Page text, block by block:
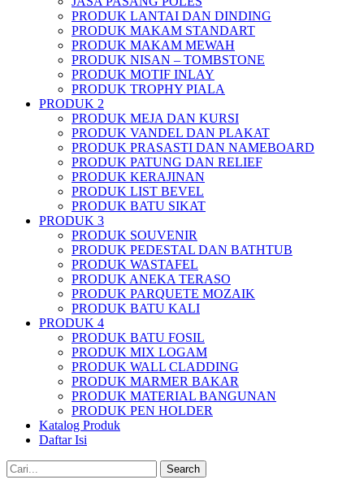
PRODUK LANTAI DAN DINDING
PRODUK MAKAM STANDART
PRODUK MAKAM MEWAH
PRODUK NISAN – TOMBSTONE
PRODUK MOTIF INLAY
PRODUK TROPHY PIALA
PRODUK 2
PRODUK MEJA DAN KURSI
PRODUK VANDEL DAN PLAKAT
PRODUK PRASASTI DAN NAMEBOARD
PRODUK PATUNG DAN RELIEF
PRODUK KERAJINAN
PRODUK LIST BEVEL
PRODUK BATU SIKAT
PRODUK 3
PRODUK SOUVENIR
PRODUK PEDESTAL DAN BATHTUB
PRODUK WASTAFEL
PRODUK ANEKA TERASO
PRODUK PARQUETE MOZAIK
PRODUK BATU KALI
PRODUK 4
PRODUK BATU FOSIL
PRODUK MIX LOGAM
PRODUK WALL CLADDING
PRODUK MARMER BAKAR
PRODUK MATERIAL BANGUNAN
PRODUK PEN HOLDER
Katalog Produk
Daftar Isi
Search